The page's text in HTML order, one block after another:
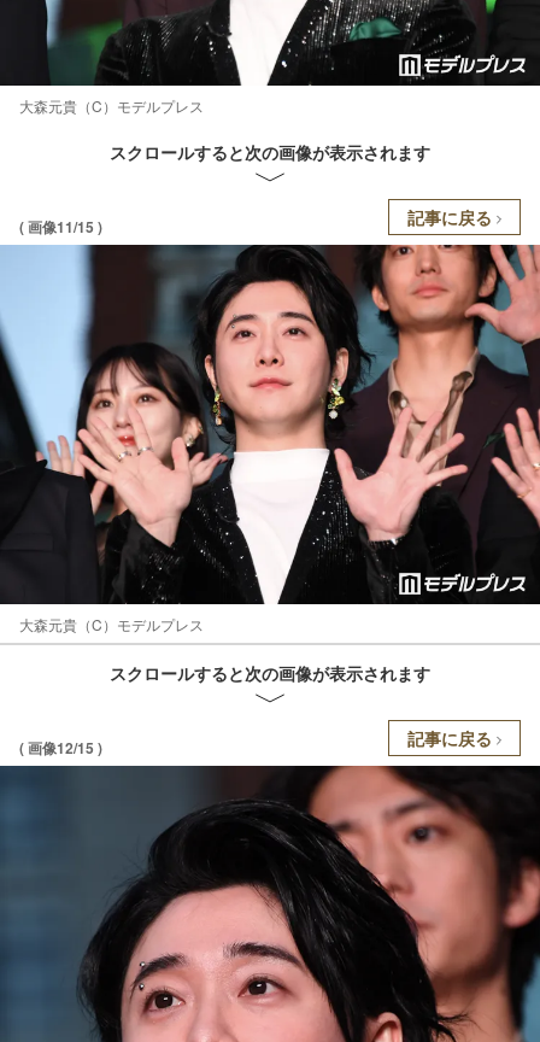
大森元貴（C）モデルプレス
スクロールすると次の画像が表示されます
( 画像11/15 ) 記事に戻る
大森元貴（C）モデルプレス
スクロールすると次の画像が表示されます
( 画像12/15 ) 記事に戻る